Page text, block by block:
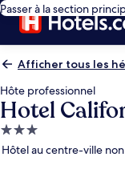
Passer à la section
Afficher tous les
Hôte professionnel
Hotel
Hébergement
3.0 étoiles
Hôtel au centre-ville